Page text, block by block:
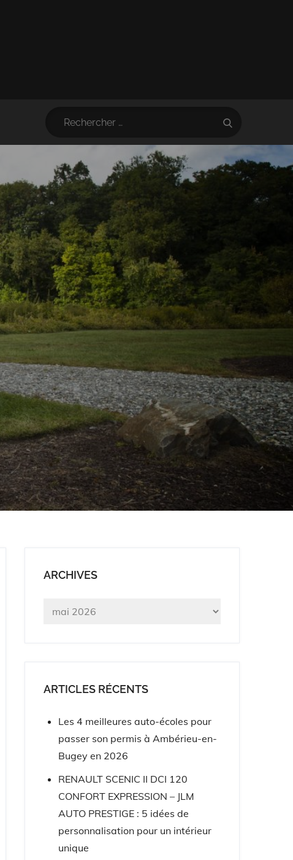
ARCHIVES
Archives
ARTICLES RÉCENTS
Les 4 meilleures auto-écoles pour
passer son permis à Ambérieu-en-
Bugey en 2026
RENAULT SCENIC II DCI 120
CONFORT EXPRESSION – JLM
AUTO PRESTIGE : 5 idées de
personnalisation pour un intérieur
unique